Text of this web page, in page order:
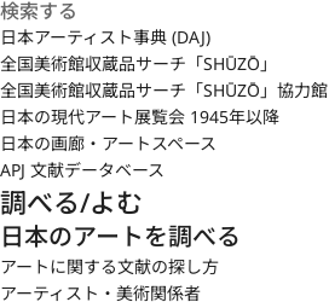
日本アーティスト事典 (DAJ)
全国美術館収蔵品サーチ「SHŪZŌ」
全国美術館収蔵品サーチ「SHŪZŌ」協力館
日本の現代アート展覧会 1945年以降
日本の画廊・アートスペース
APJ 文献データベース
調べる/よむ
日本のアートを調べる
アートに関する文献の探し方
アーティスト・美術関係者